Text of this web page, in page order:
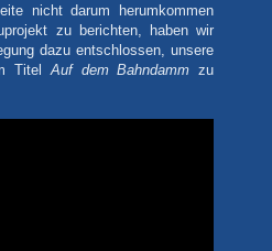
nicht darum herumkommen
zu berichten, haben wir
dazu entschlossen, unsere
Titel Auf dem Bahndamm zu